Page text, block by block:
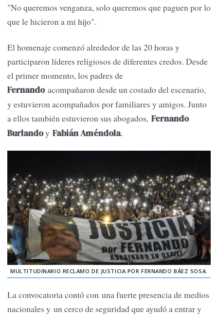
"No queremos venganza, solo queremos que paguen por lo
que le hicieron a mi hijo".
El homenaje comenzó alrededor de las 20 horas y
participaron líderes religiosos de diferentes credos. Desde
el primer momento, los padres de
Fernandoacompañaron desde un costado del escenario,
y estuvieron acompañados por familiares y amigos. Junto
a ellos también estuvieron sus abogados, Fernando
Burlandoy Fabián Améndola.
MULTITUDINARIO RECLAMO DE JUSTICIA POR FERNANDO BÁEZ SOSA.
La convocatoria contó con una fuerte presencia de medios
nacionales y un cerco de seguridad que ayudó a entrar y